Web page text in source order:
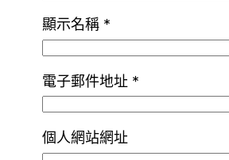
顯示名稱 *
電子郵件地址 *
個人網站網址